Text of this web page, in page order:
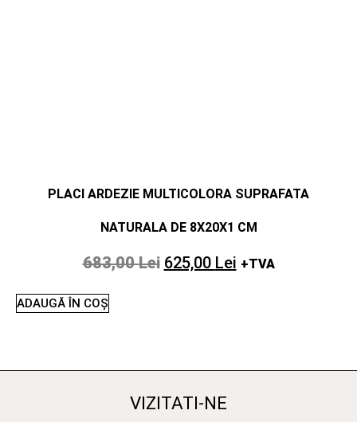
PLACI ARDEZIE MULTICOLORA SUPRAFATA
NATURALA DE 8X20X1 CM
683,00Lei 625,00 Lei +TVA
ADAUGĂ ÎN COȘ
VIZITATI-NE